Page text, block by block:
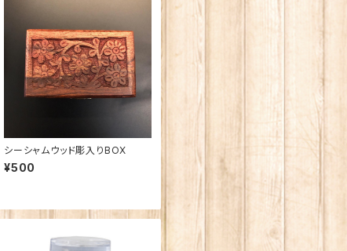
シーシャムウッド彫入りBOX
¥500
タンブラー